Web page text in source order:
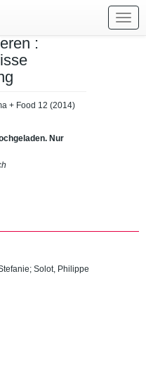
:
+ Food 12 (2014)
Nur
; Solot, Philippe